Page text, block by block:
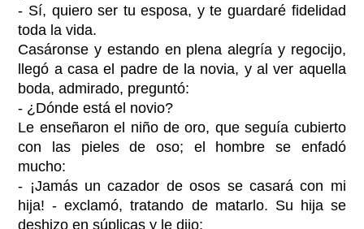
- Sí, quiero ser tu esposa, y te guardaré fidelidad
toda la vida.
Casáronse y estando en plena alegría y regocijo,
llegó a casa el padre de la novia, y al ver aquella
boda, admirado, preguntó:
- ¿Dónde está el novio?
Le enseñaron el niño de oro, que seguía cubierto
con las pieles de oso; el hombre se enfadó
mucho:
- ¡Jamás un cazador de osos se casará con mi
hija! - exclamó, tratando de matarlo. Su hija se
deshizo en súplicas y le dijo: